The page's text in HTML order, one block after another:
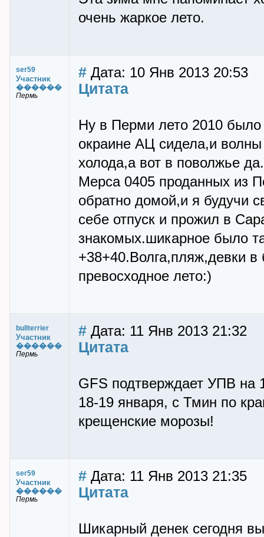
очень жаркое лето.
ser59
Участник
������
Пермь
# Дата: 10 Янв 2013 20:53
Цитата
Ну в Перми лето 2010 было
окраине АЦ сидела,и
холода,а вот в поволжье
Мерса 0405 проданных из
обратно домой,и я будучи
себе отпуск и прожил в
знакомых.шикарное было
+38+40.Волга,пляж,девки
превосходное лето:)
bullterrier
Участник
������
Пермь
# Дата: 11 Янв 2013 21:32
Цитата
GFS подтверждает УПВ на
18-19 января, с Тмин по
крещенские морозы!
ser59
Участник
������
Пермь
# Дата: 11 Янв 2013 21:35
Цитата
Шикарный денек сегодня